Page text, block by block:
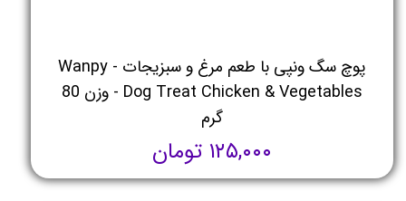
پوچ سگ ونپی با طعم مرغ و سبزیجات - Wanpy
Dog Treat Chicken & Vegetables - وزن 80
گرم
۱۲۵,۰۰۰ تومان